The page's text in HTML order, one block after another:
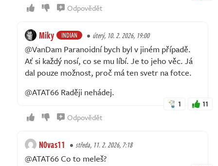
Odpovědět
Miky INDIAN úterý, 10. 2. 2026, 19:00
@VanDam Paranoidní bych byl v jiném případě.
Ať si každý nosí, co se mu líbí. Je to jeho věc. Já
dal pouze možnost, proč má ten svetr na fotce.
@ATAT66 Raději nehádej.
1 11
Odpovědět
N0vas11 středa, 11. 2. 2026, 7:18
@ATAT66 Co to meleš?